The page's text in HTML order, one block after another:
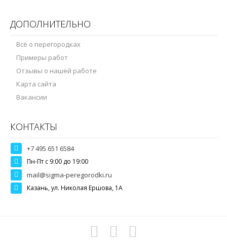
ДОПОЛНИТЕЛЬНО
Всё о перегородках
Примеры работ
Отзывы о нашей работе
Карта сайта
Вакансии
КОНТАКТЫ
+7 495 651 6584
Пн-Пт c 9:00 до 19:00
mail@sigma-peregorodki.ru
Казань, ул. Николая Ершова, 1А